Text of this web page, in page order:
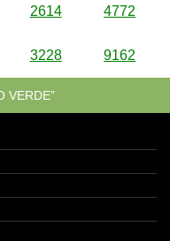
2614 4772
3228 9162
VERDE”